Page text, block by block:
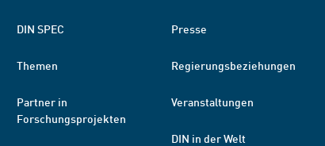
DIN SPEC
Themen
Partner in
Forschungsprojekten
Presse
Regierungsbeziehungen
Veranstaltungen
DIN in der Welt